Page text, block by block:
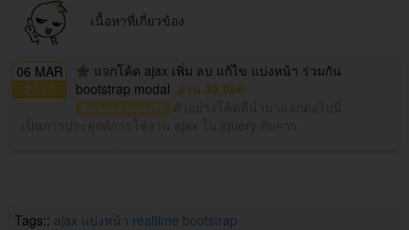
เนื้อหาที่เกี่ยวข้อง
06 MAR
2017
แจกโค้ด ajax เพิ่ม ลบ แก้ไข แบ่งหน้า ร่วมกัน
bootstrap modal อ่าน 39,866
พิเศษ เฉพาะสมาชิก
ตัวอย่างโค้ดที่นำมาแจกต่อไปนี้
เป็นการประยุกต์การใช้งาน ajax ใน jquery กับการ
Tags:: ajax แบ่งหน้า realtime bootstrap